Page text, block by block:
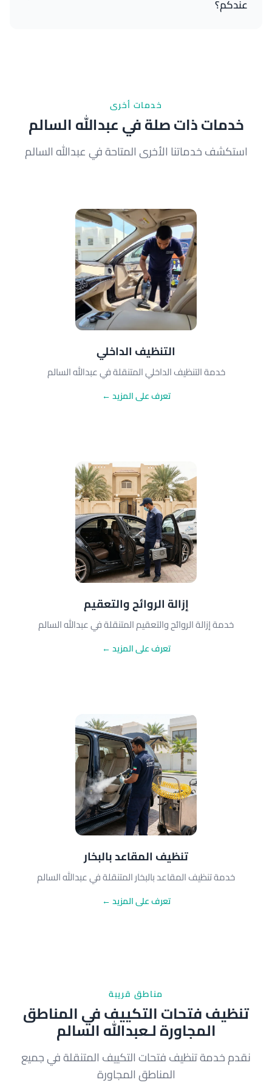
عندكم؟
خدمات أخرى
خدمات ذات صلة في عبدالله السالم
استكشف خدماتنا الأخرى المتاحة في عبدالله السالم
التنظيف الداخلي
خدمة التنظيف الداخلي المتنقلة في عبدالله السالم
تعرف على المزيد ←
إزالة الروائح والتعقيم
خدمة إزالة الروائح والتعقيم المتنقلة في عبدالله السالم
تعرف على المزيد ←
تنظيف المقاعد بالبخار
خدمة تنظيف المقاعد بالبخار المتنقلة في عبدالله السالم
تعرف على المزيد ←
مناطق قريبة
تنظيف فتحات التكييف في المناطق
المجاورة لـعبدالله السالم
نقدم خدمة تنظيف فتحات التكييف المتنقلة في جميع
المناطق المجاورة